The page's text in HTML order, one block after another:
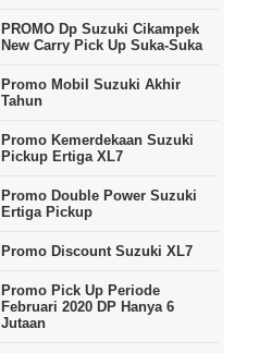
PROMO Dp Suzuki Cikampek
New Carry Pick Up Suka-Suka
Promo Mobil Suzuki Akhir
Tahun
Promo Kemerdekaan Suzuki
Pickup Ertiga XL7
Promo Double Power Suzuki
Ertiga Pickup
Promo Discount Suzuki XL7
Promo Pick Up Periode
Februari 2020 DP Hanya 6
Jutaan